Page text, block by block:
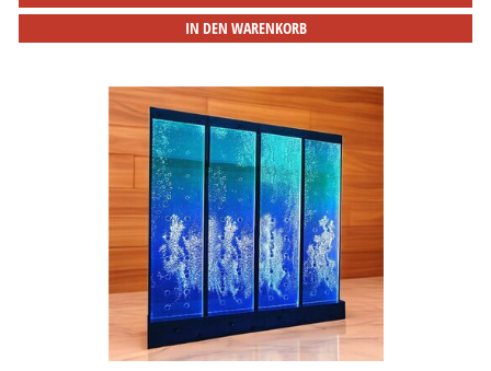
IN DEN WARENKORB